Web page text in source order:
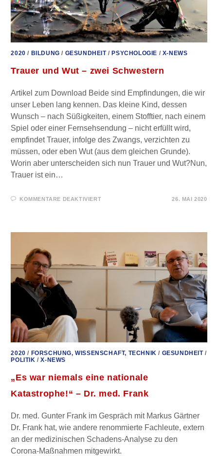
2020 / BILDUNG / GESUNDHEIT/PSYCHOLOGIE / X-NEWS
Trauer und Wut – zwei Schwestern
Artikel zum Download Beide sind Empfindungen, die wir
unser Leben lang kennen. Das kleine Kind, dessen
Wunsch – nach Süßigkeiten, einem Stofftier, nach einem
Spiel oder einer Fernsehsendung – nicht erfüllt wird,
empfindet Trauer, infolge des Zwangs, verzichten zu
müssen, oder eben Wut (aus dem gleichen Grunde).
Worin aber unterscheiden sich nun Trauer und Wut?Nun,
Trauer ist ein…
KOMMENTARE DEAKTIVIERTFÜR
26. MAI 2020
2020 / FORSCHUNG, WISSENSCHAFT, TECHNIK / GESUNDHEIT/
POLITIK /X-NEWS
„Es war niemals eine nationale
Katastrophe!“ – Dr. med. Frank
Dr. med. Gunter Frank im Gespräch mit Markus Gärtner
Dr. Frank hat, wie andere renommierte Fachleute, extern
an der medizinischen Schadens-Analyse zu den
Corona-Maßnahmen mitgewirkt.